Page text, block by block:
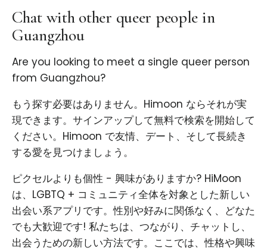
Chat with other queer people in
Guangzhou
Are you looking to meet a single queer person
from Guangzhou?
もう探す必要はありません。Himoon ならそれが実
現できます。サインアップして無料で検索を開始して
ください。Himoon で友情、デート、そして長続き
する愛を見つけましょう。
ピクセルよりも個性 - 興味がありますか? HiMoon
は、LGBTQ + コミュニティ全体を対象とした新しい
出会い系アプリです。性別や好みに関係なく、どなた
でも大歓迎です! 私たちは、つながり、チャットし、
出会うための新しい方法です。ここでは、性格や興味